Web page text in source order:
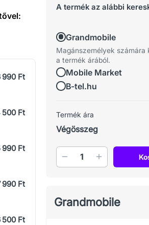
990 Ft
500 Ft
990 Ft
990 Ft
500 Ft
A termék az alábbi
Grandmobile
Magánszemélyek
a termék árából.
Mobile Market
B-tel.hu
Termék ára
Végösszeg
Mennyiség
Grandmobile